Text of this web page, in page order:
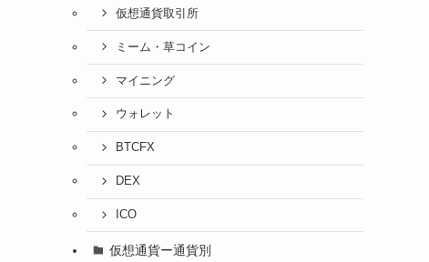
仮想通貨取引所
ミーム・草コイン
マイニング
ウォレット
BTCFX
DEX
ICO
仮想通貨ー通貨別